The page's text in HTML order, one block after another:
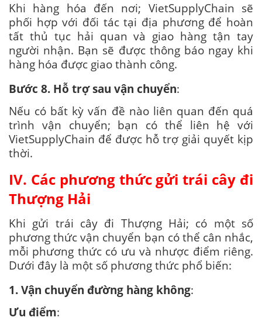
Khi hàng hóa đến nơi; VietSupplyChain sẽ
phối hợp với đối tác tại địa phương để hoàn
tất thủ tục hải quan và giao hàng tận tay
người nhận. Bạn sẽ được thông báo ngay khi
hàng hóa được giao thành công.
Bước 8. Hỗ trợ sau vận chuyển:
Nếu có bất kỳ vấn đề nào liên quan đến quá
trình vận chuyển; bạn có thể liên hệ với
VietSupplyChain để được hỗ trợ giải quyết kịp
thời.
IV. Các phương thức gửi trái cây đi
Thượng Hải
Khi gửi trái cây đi Thượng Hải; có một số
phương thức vận chuyển bạn có thể cân nhắc,
mỗi phương thức có ưu và nhược điểm riêng.
Dưới đây là một số phương thức phổ biến:
1. Vận chuyển đường hàng không:
Ưu điểm: